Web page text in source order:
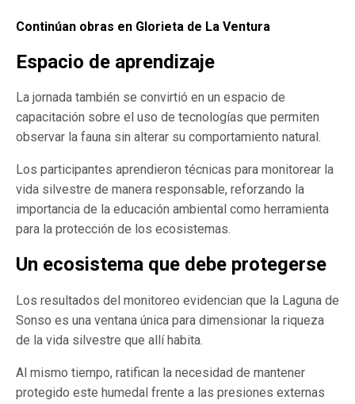
Continúan obras en Glorieta de La Ventura
Espacio de aprendizaje
La jornada también se convirtió en un espacio de
capacitación sobre el uso de tecnologías que permiten
observar la fauna sin alterar su comportamiento natural.
Los participantes aprendieron técnicas para monitorear la
vida silvestre de manera responsable, reforzando la
importancia de la educación ambiental como herramienta
para la protección de los ecosistemas.
Un ecosistema que debe protegerse
Los resultados del monitoreo evidencian que la Laguna de
Sonso es una ventana única para dimensionar la riqueza
de la vida silvestre que allí habita.
Al mismo tiempo, ratifican la necesidad de mantener
protegido este humedal frente a las presiones externas